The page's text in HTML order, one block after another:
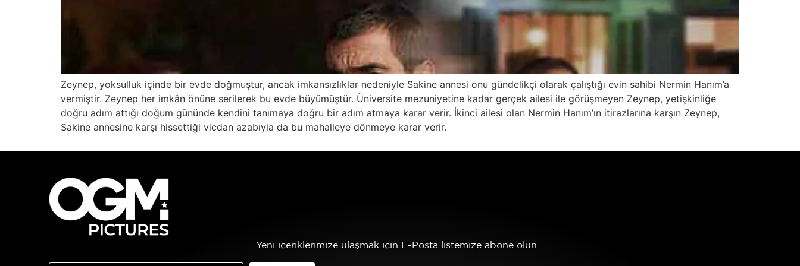
Zeynep, yoksulluk içinde bir evde doğmuştur, ancak imkansızlıklar nedeniyle Sakine annesi onu gündelikçi olarak çalıştığı evin sahibi Nermin Hanım’a
vermiştir. Zeynep her imkân önüne serilerek bu evde büyümüştür. Üniversite mezuniyetine kadar gerçek ailesi ile görüşmeyen Zeynep, yetişkinliğe
doğru adım attığı doğum gününde kendini tanımaya doğru bir adım atmaya karar verir. İkinci ailesi olan Nermin Hanım’ın itirazlarına karşın Zeynep,
Sakine annesine karşı hissettiği vicdan azabıyla da bu mahalleye dönmeye karar verir.
Yeni içeriklerimize ulaşmak için E-Posta listemize abone olun...